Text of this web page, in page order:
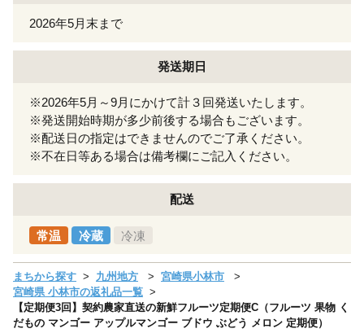
2026年5月末まで
発送期日
※2026年5月～9月にかけて計３回発送いたします。
※発送開始時期が多少前後する場合もございます。
※配送日の指定はできませんのでご了承ください。
※不在日等ある場合は備考欄にご記入ください。
配送
常温 冷蔵 冷凍
まちから探す 九州地方
宮崎県小林市
宮崎県 小林市の返礼品一覧
【定期便3回】契約農家直送の新鮮フルーツ定期便C（フルーツ 果物 く
だもの マンゴー アップルマンゴー ブドウ ぶどう メロン 定期便）